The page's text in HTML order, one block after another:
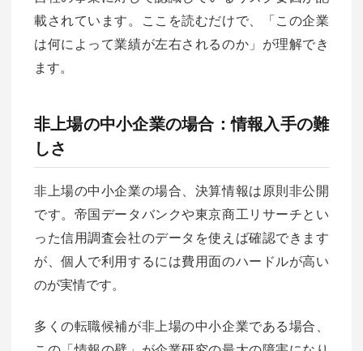
載されています。ここを読むだけで、「この企業
は何によって業績が左右されるのか」が理解でき
ます。
非上場の中小企業の場合：情報入手の難
しさ
非上場の中小企業の場合、決算情報は原則非公開
です。帝国データバンクや東京商工リサーチとい
った信用調査会社のデータを使えば確認できます
が、個人で利用するには費用面のハードルが高い
のが実情です。
多くの転職候補が非上場の中小企業である場合、